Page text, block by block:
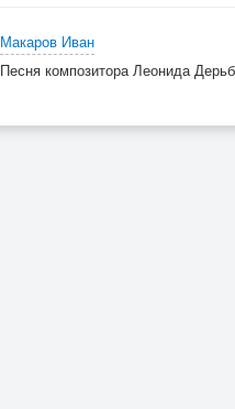
Макаров Иван
Песня композитора Леонида